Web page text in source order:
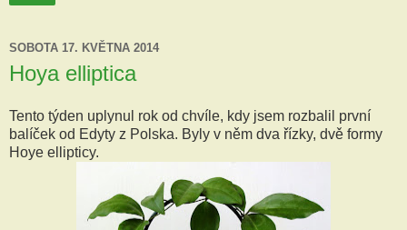
SOBOTA 17. KVĚTNA 2014
Hoya elliptica
Tento týden uplynul rok od chvíle, kdy jsem rozbalil první
balíček od Edyty z Polska. Byly v něm dva řízky, dvě formy
Hoye ellipticy.